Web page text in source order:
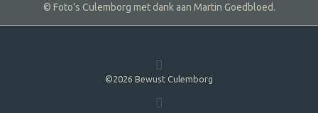
© Foto’s Culemborg met dank aan Martin Goedbloed.
©2026 Bewust Culemborg